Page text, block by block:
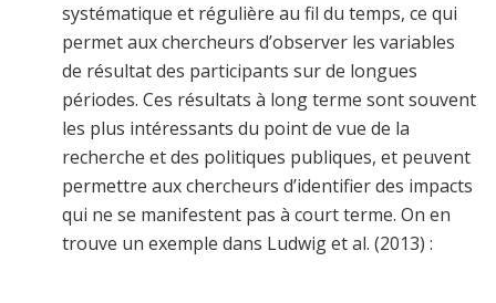
systématique et régulière au fil du temps, ce qui
permet aux chercheurs d’observer les variables
de résultat des participants sur de longues
périodes. Ces résultats à long terme sont souvent
les plus intéressants du point de vue de la
recherche et des politiques publiques, et peuvent
permettre aux chercheurs d’identifier des impacts
qui ne se manifestent pas à court terme. On en
trouve un exemple dans Ludwig et al. (2013) :